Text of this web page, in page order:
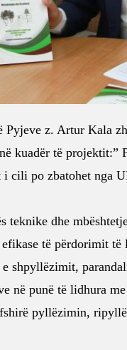
Pyjeve z. Artur Kala
në kuadër të projektit:”
cili po zbatohet nga
dhe
të përdorimit të
shpyllëzimit,
në punë të lidhura
pyllëzimin,